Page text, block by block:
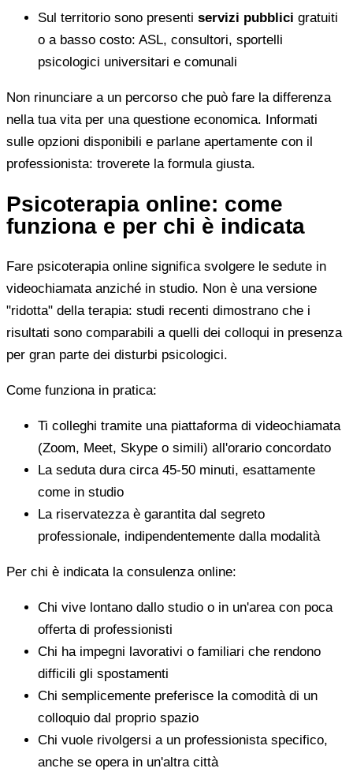
Sul territorio sono presenti servizi pubblici gratuiti
o a basso costo: ASL, consultori, sportelli
psicologici universitari e comunali
Non rinunciare a un percorso che può fare la differenza
nella tua vita per una questione economica. Informati
sulle opzioni disponibili e parlane apertamente con il
professionista: troverete la formula giusta.
Psicoterapia online: come
funziona e per chi è indicata
Fare psicoterapia online significa svolgere le sedute in
videochiamata anziché in studio. Non è una versione
"ridotta" della terapia: studi recenti dimostrano che i
risultati sono comparabili a quelli dei colloqui in presenza
per gran parte dei disturbi psicologici.
Come funziona in pratica:
Ti colleghi tramite una piattaforma di videochiamata
(Zoom, Meet, Skype o simili) all'orario concordato
La seduta dura circa 45-50 minuti, esattamente
come in studio
La riservatezza è garantita dal segreto
professionale, indipendentemente dalla modalità
Per chi è indicata la consulenza online:
Chi vive lontano dallo studio o in un'area con poca
offerta di professionisti
Chi ha impegni lavorativi o familiari che rendono
difficili gli spostamenti
Chi semplicemente preferisce la comodità di un
colloquio dal proprio spazio
Chi vuole rivolgersi a un professionista specifico,
anche se opera in un'altra città